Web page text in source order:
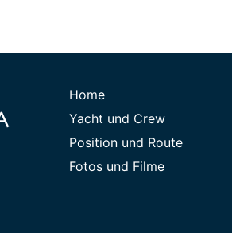
Home
Yacht und Crew
Position und Route
Fotos und Filme